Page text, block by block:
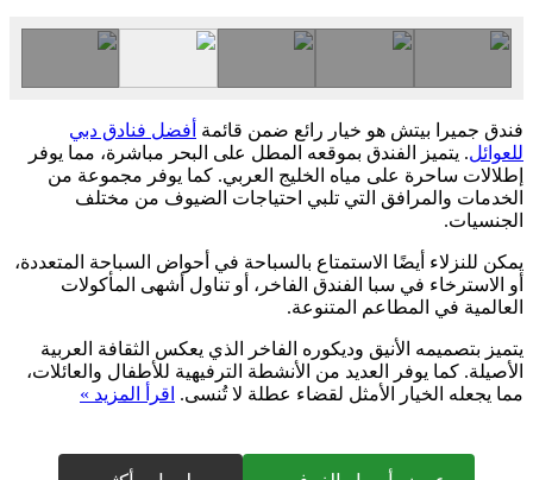
فندق جميرا بيتش هو خيار رائع ضمن قائمة أفضل فنادق دبي
للعوائل. يتميز الفندق بموقعه المطل على البحر مباشرة، مما يوفر
إطلالات ساحرة على مياه الخليج العربي. كما يوفر مجموعة من
الخدمات والمرافق التي تلبي احتياجات الضيوف من مختلف
الجنسيات.
يمكن للنزلاء أيضًا الاستمتاع بالسباحة في أحواض السباحة المتعددة،
أو الاسترخاء في سبا الفندق الفاخر، أو تناول أشهى المأكولات
العالمية في المطاعم المتنوعة.
يتميز بتصميمه الأنيق وديكوره الفاخر الذي يعكس الثقافة العربية
الأصيلة. كما يوفر العديد من الأنشطة الترفيهية للأطفال والعائلات،
مما يجعله الخيار الأمثل لقضاء عطلة لا تُنسى. اقرأ المزيد »